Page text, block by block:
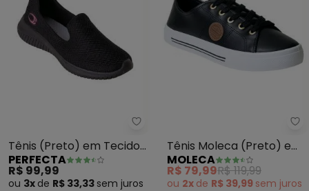
Perfecta - Tênis (Preto) em
Tênis (Preto) em Tecido
Mesh
PERFECTA
R$ 99,99
ou 3x de R$ 33,33 sem juros
Tênis Moleca (Preto) em
Sintético
MOLECA
R$ 79,99R$ 119,99
ou 2x de R$ 39,99 sem juros